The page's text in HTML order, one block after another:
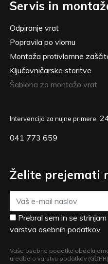
Servis in
Odpiranje vrat
Popravila po vlomu
Montaža protivlomne
Ključavničarske storitve
Šablona za montažo vrat
Intervencija za nujne primere:
041 773 659
Želite prejemati
Prebral sem in se
varstva osebnih podatkov
Vaše osebne podatke
uredbe o varstvu podatkov